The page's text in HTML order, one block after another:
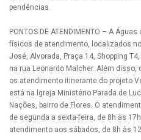
pendências.
PONTOS DE ATENDIMENTO – A
físicos de atendimento, localizados
José, Alvorada, Praça 14, Shopping
na rua Leonardo Malcher. Além
os atendimento itinerante do projeto
está na Igreja Ministério Parada de
Nações, bairro de Flores. O
de segunda a sexta-feira, de 8h às
atendimento aos sábados, de 8h às